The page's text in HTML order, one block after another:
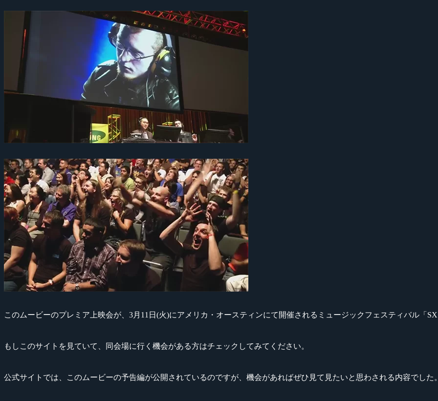
このムービーのプレミア上映会が、3月11日(火)にアメリカ・オースティンにて開催されるミュージックフェスティバル「
もしこのサイトを見ていて、同会場に行く機会がある方はチェックしてみてください。
公式サイトでは、このムービーの予告編が公開されているのですが、機会があればぜひ見て見たいと思わされる内容でした